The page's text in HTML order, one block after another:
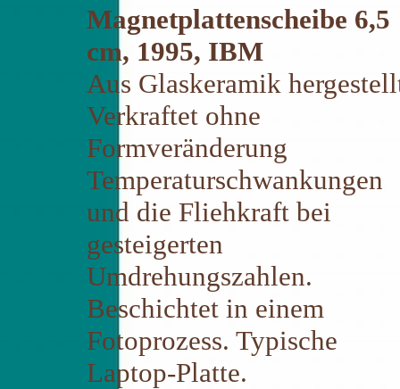
Magnetplattenscheibe 6,5
cm, 1995, IBM
Aus Glaskeramik
Verkraftet ohne
Formveränderung
Temperaturschwankungen
und die Fliehkraft bei
gesteigerten
Umdrehungszahlen.
Beschichtet in einem
Fotoprozess. Typische
Laptop-Platte.